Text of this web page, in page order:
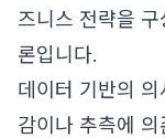
즈니스 전략을
론입니다.
데이터 기반의
감이나 추측에